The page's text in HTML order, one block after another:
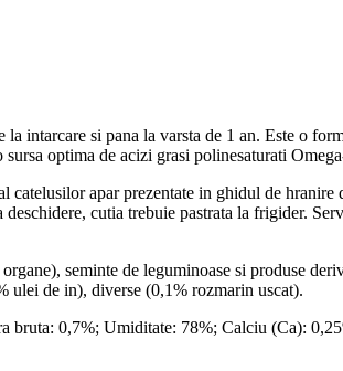
intarcare si pana la varsta de 1 an. Este o
optima de acizi grasi polinesaturati
apar prezentate in ghidul de
cutia trebuie pastrata la frigider.
seminte de leguminoase si produse
ulei de in), diverse (0,1% rozmarin uscat).
0,7%; Umiditate: 78%; Calciu (Ca):